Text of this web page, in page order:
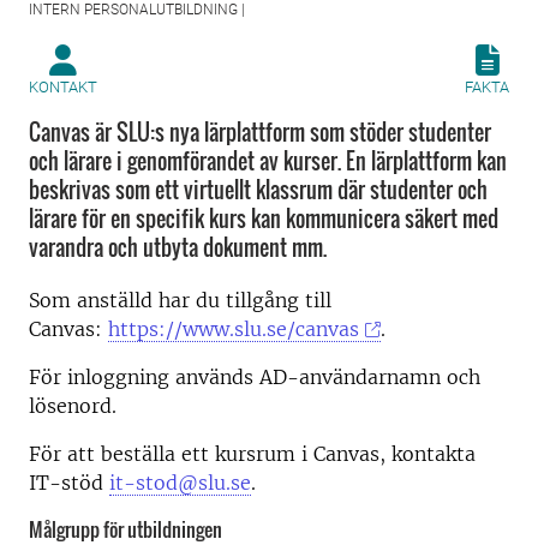
INTERN PERSONALUTBILDNING |
KONTAKT FAKTA
Canvas är SLU:s nya lärplattform som stöder studenter
och lärare i genomförandet av kurser. En lärplattform kan
beskrivas som ett virtuellt klassrum där studenter och
lärare för en specifik kurs kan kommunicera säkert med
varandra och utbyta dokument mm.
Som anställd har du tillgång till
Canvas: https://www.slu.se/canvas
.
För inloggning används AD-användarnamn och
lösenord.
För att beställa ett kursrum i Canvas, kontakta
IT-stöd it-stod@slu.se.
Målgrupp för utbildningen